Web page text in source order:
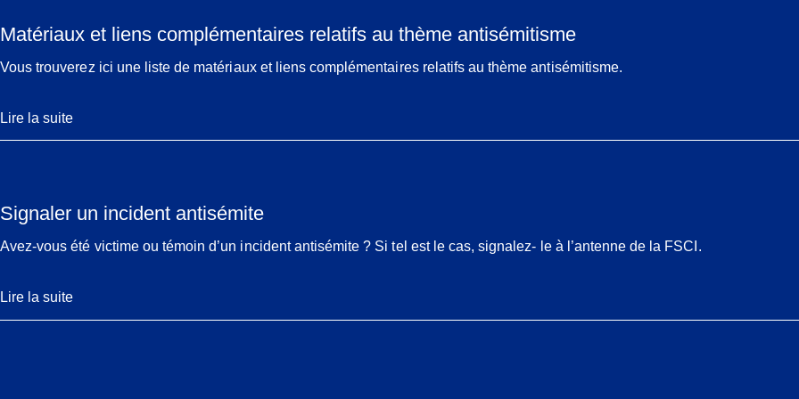
Matériaux et liens complémentaires relatifs au thème antisémitisme
Vous trouverez ici une liste de matériaux et liens complémentaires relatifs au thème antisémitisme.
Lire la suite
Signaler un incident antisémite
Avez-vous été victime ou témoin d’un incident antisémite ? Si tel est le cas, signalez- le à l’antenne de la FSCI.
Lire la suite